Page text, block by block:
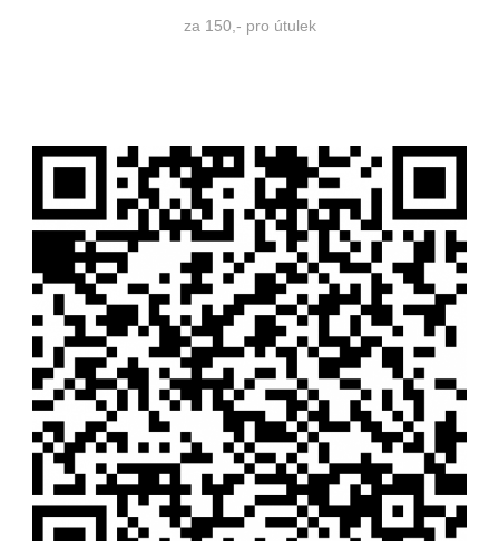
za 150,- pro útulek